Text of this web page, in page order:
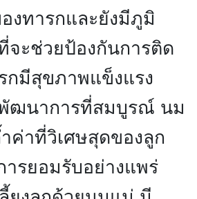
งทารกและยังมีภูมิ
จะช่วยป้องกันการติด
กมีสุขภาพแข็งแรง
ฒนาการที่สมบูรณ์ นม
ค่าที่วิเศษสุดของลูก
รยอมรับอย่างแพร่